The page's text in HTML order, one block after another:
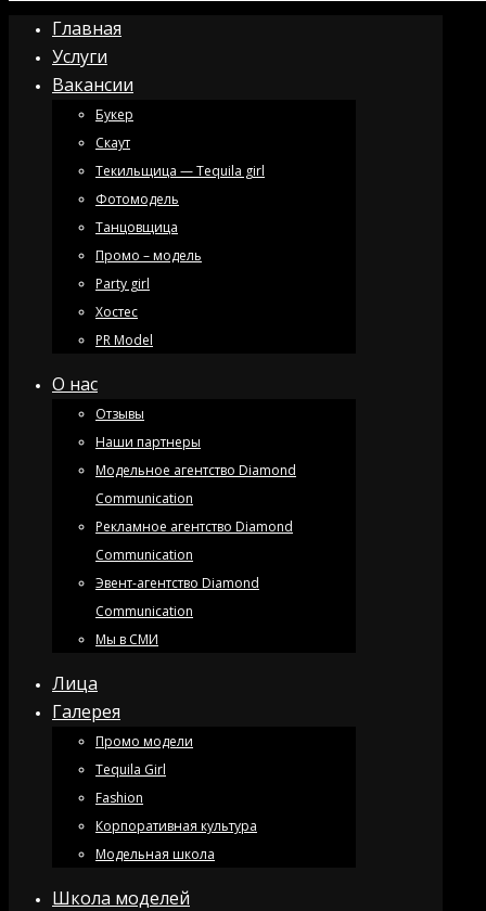
Главная
Услуги
Вакансии
Букер
Скаут
Текильщица — Tequila girl
Фотомодель
Танцовщица
Промо – модель
Party girl
Хостес
PR Model
О нас
Отзывы
Наши партнеры
Модельное агентство Diamond
Communication
Рекламное агентство Diamond
Communication
Эвент-агентство Diamond
Communication
Мы в СМИ
Лица
Галерея
Промо модели
Tequila Girl
Fashion
Корпоративная культура
Модельная школа
Школа моделей